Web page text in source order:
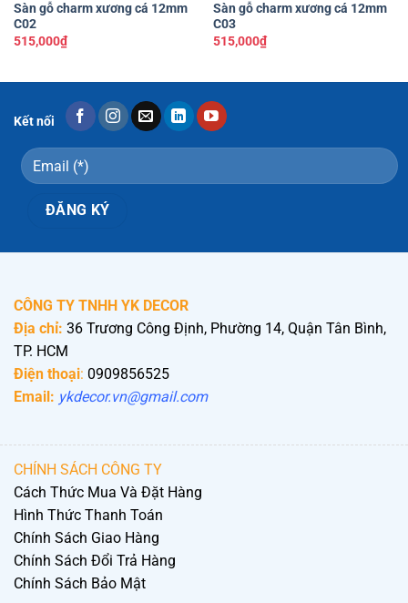
Sàn gỗ charm xương cá 12mm
C02
515,000₫
Sàn gỗ charm xương cá 12mm
C03
515,000₫
Kết nối
CÔNG TY TNHH YK DECOR
Địa chỉ: 36 Trương Công Định, Phường 14, Quận Tân Bình,
TP. HCM
Điện thoại: 0909856525
Email: ykdecor.vn@gmail.com
CHÍNH SÁCH CÔNG TY
Cách Thức Mua Và Đặt Hàng
Hình Thức Thanh Toán
Chính Sách Giao Hàng
Chính Sách Đổi Trả Hàng
Chính Sách Bảo Mật